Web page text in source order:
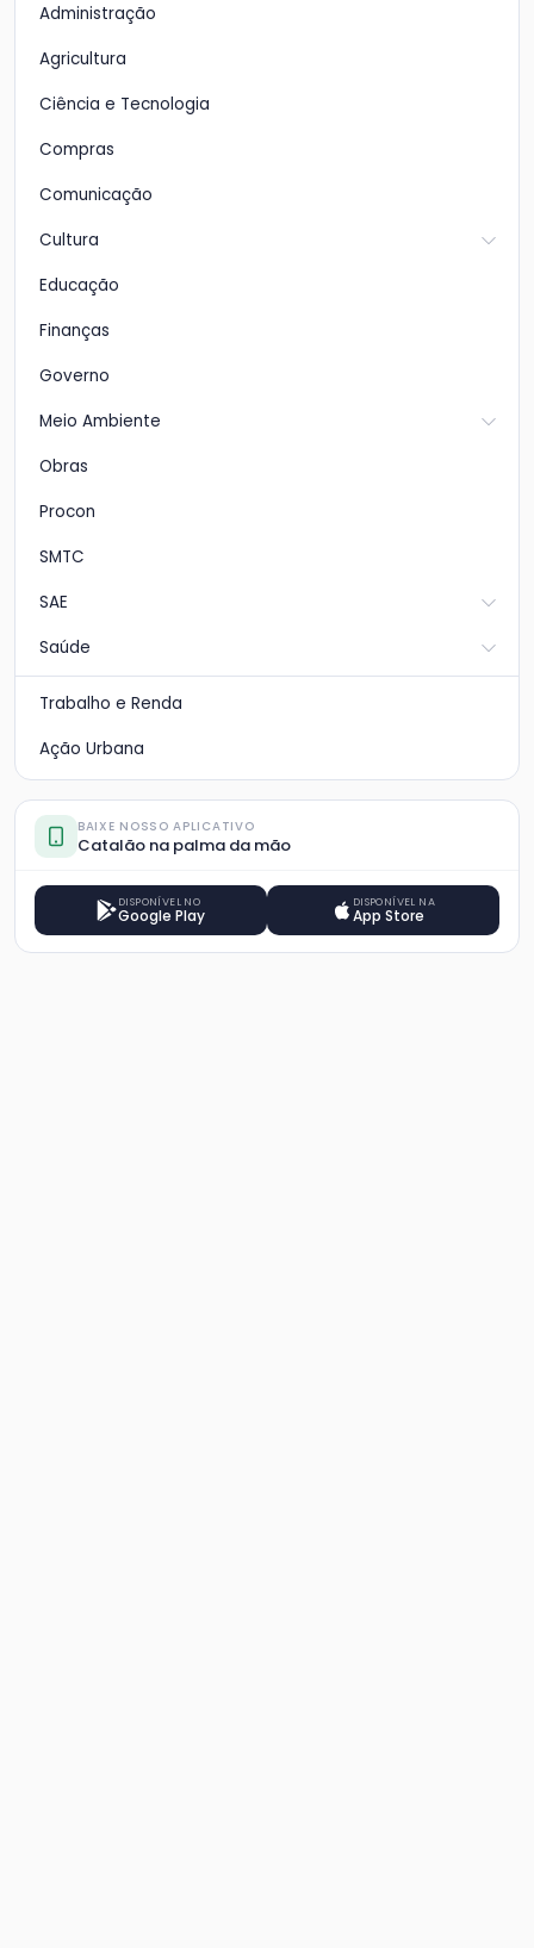
Administração
Agricultura
Ciência e Tecnologia
Compras
Comunicação
Cultura
Educação
Finanças
Governo
Meio Ambiente
Obras
Procon
SMTC
SAE
Saúde
Trabalho e Renda
Ação Urbana
BAIXE NOSSO APLICATIVO
Catalão na palma da mão
DISPONÍVEL NO
Google Play
DISPONÍVEL NA
App Store